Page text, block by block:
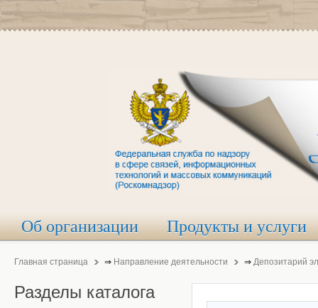
Об организации Продукты и услуги
Главная страница ⇒ Направление деятельности ⇒ Депозитарий
Разделы каталога